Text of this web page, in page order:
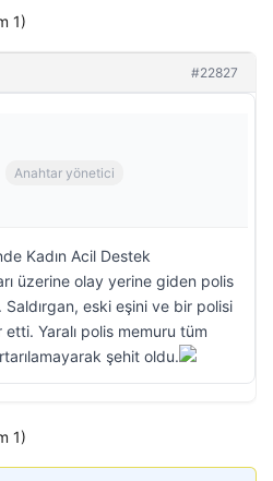
1)
#22827
Anahtar yönetici
Kadın Acil Destek
üzerine olay yerine giden polis
Saldırgan, eski eşini ve bir polisi
Yaralı polis memuru tüm
şehit oldu.
1)